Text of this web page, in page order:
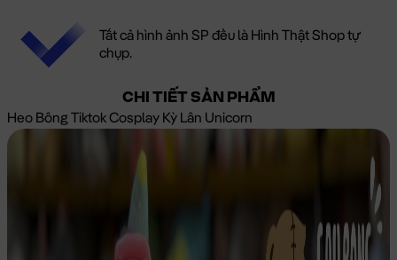
Tất cả hình ảnh SP đều là Hình Thật Shop tự
chụp.
CHI TIẾT SẢN PHẨM
Heo Bông Tiktok Cosplay Kỳ Lân Unicorn